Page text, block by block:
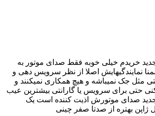
وی ام ایکس 33 جدید خریدم خیلی خوبه فقط صدای موتور به
نمایندگیهایش اصلا از نظر سرویس دهی و
مثل جک نمیباشه و هیچ همکاری نمیکنند و
حتی برای سرویس یا گارانتی بیشترین عیب
وی ام ایکس 33 جدید صدای موتورش اذیت کننده است یک
ژاپن بهتره از صدتا صفر چینی